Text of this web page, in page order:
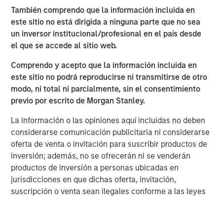
También comprendo que la información incluida en
este sitio no está dirigida a ninguna parte que no sea
un inversor institucional/profesional en el país desde
el que se accede al sitio web.
Comprendo y acepto que la información incluida en
este sitio no podrá reproducirse ni transmitirse de otro
modo, ni total ni parcialmente, sin el consentimiento
previo por escrito de Morgan Stanley.
La información o las opiniones aquí incluidas no deben
considerarse comunicación publicitaria ni considerarse
oferta de venta o invitación para suscribir productos de
inversión; además, no se ofrecerán ni se venderán
productos de inversión a personas ubicadas en
jurisdicciones en que dichas oferta, invitación,
suscripción o venta sean ilegales conforme a las leyes
and style (growth versus value), as highlighted below.
Market Capitalization Reset
FTSE Russell is well known for its market capitalization
indexes, which serve as benchmarks for large-cap, mid-
cap, small-cap, and micro-cap strategies and portfolios.
With the Russell 3000 Index up 29% over the 12 months
through May, many companies have seen significant
shifts in market capitalization and may no longer fit their
the maximum cutoff for the small-cap Russell 2000
Index will be $5.7 billion. As of the end of May, 45
companies in the Russell 2000 Index had market
capitalizations above $10 billion, and seven exceeded
$20 billion, including Bloom Energy at $81 billion. In
addition, the maximum for the Russell Mid-Cap Index will
be set at $61.7 billion.